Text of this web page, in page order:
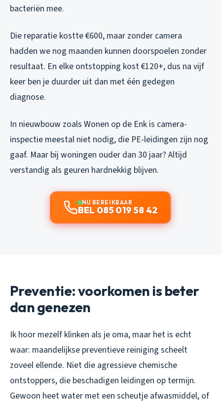
bacteriën mee.
Die reparatie kostte €600, maar zonder camera
hadden we nog maanden kunnen doorspoelen zonder
resultaat. En elke ontstopping kost €120+, dus na vijf
keer ben je duurder uit dan met één gedegen
diagnose.
In nieuwbouw zoals Wonen op de Enk is camera-
inspectie meestal niet nodig, die PE-leidingen zijn nog
gaaf. Maar bij woningen ouder dan 30 jaar? Altijd
verstandig als geuren hardnekkig blijven.
NU BEREIKBAAR
BEL 085 019 58 42
Preventie: voorkomen is beter
dan genezen
Ik hoor mezelf klinken als je oma, maar het is echt
waar: maandelijkse preventieve reiniging scheelt
zoveel ellende. Niet die agressieve chemische
ontstoppers, die beschadigen leidingen op termijn.
Gewoon heet water met een scheutje afwasmiddel, of